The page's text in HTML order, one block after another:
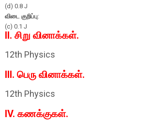
(d) 0.8 J
விடை குறிப்பு:
(c) 0.1 J
II. சிறு வினாக்கள்.
12th Physics
III. பெரு வினாக்கள்.
12th Physics
IV. கணக்குகள்.